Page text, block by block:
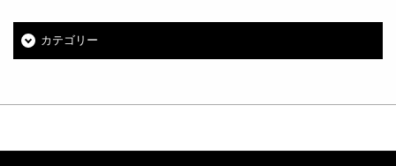
カテゴリー